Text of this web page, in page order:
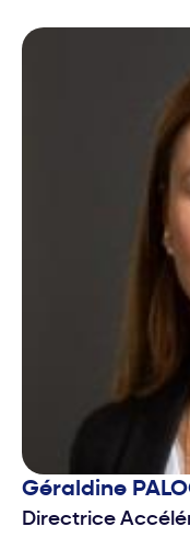
Géraldine
Directrice